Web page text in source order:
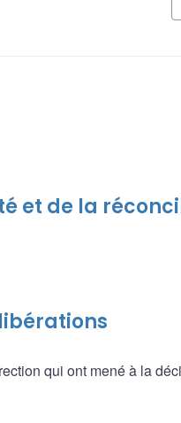
et de la
qui ont mené à la